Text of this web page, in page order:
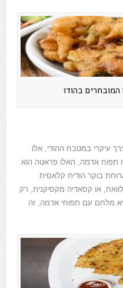
בהודו
עיקרי במטבח ההודי, אלו
תפוח אדמה, האלו פראטה הוא
בוקר הודית קלאסית.
או קסאדיה מקסיקנית, רק
מלחם עם תפוחי אדמה, זה